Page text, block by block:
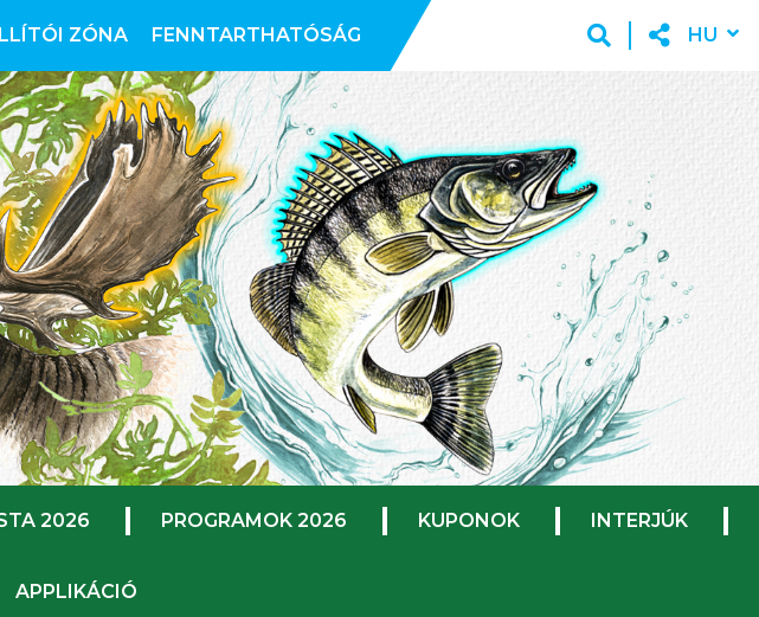
ZÓNA FENNTARTHATÓSÁG HU
2026 PROGRAMOK 2026 KUPONOK INTERJÚK
APPLIKÁCIÓ